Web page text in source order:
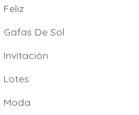
Feliz
Gafas De Sol
Invitación
Lotes
Moda